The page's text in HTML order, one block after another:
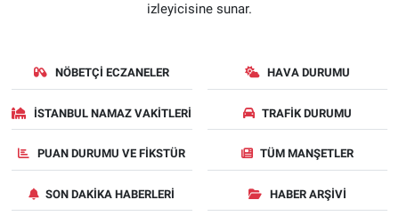
izleyicisine sunar.
NÖBETÇI ECZANELER HAVA DURUMU
İSTANBUL NAMAZ VAKITLERI TRAFIK DURUMU
PUAN DURUMU VE FIKSTÜR TÜM MANŞETLER
SON DAKIKA HABERLERI HABER ARŞIVI